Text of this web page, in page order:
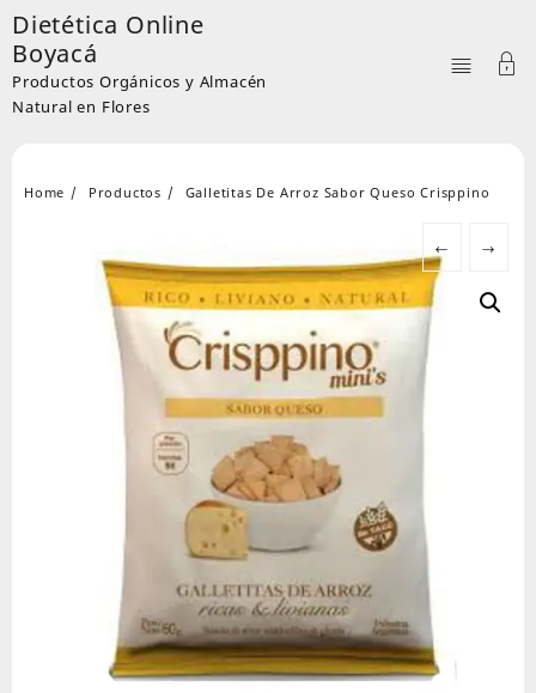
Skip
to
content
Dietética Online
Boyacá
Productos Orgánicos y Almacén
Natural en Flores
Home Productos Galletitas De Arroz Sabor Queso Crisppino
← →